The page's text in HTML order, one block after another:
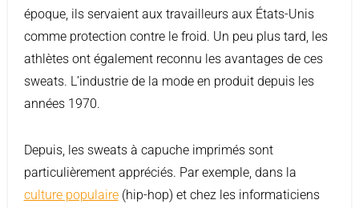
époque, ils servaient aux travailleurs aux États-Unis
comme protection contre le froid. Un peu plus tard, les
athlètes ont également reconnu les avantages de ces
sweats. L’industrie de la mode en produit depuis les
années 1970.
Depuis, les sweats à capuche imprimés sont
particulièrement appréciés. Par exemple, dans la
culture populaire(hip-hop) et chez les informaticiens